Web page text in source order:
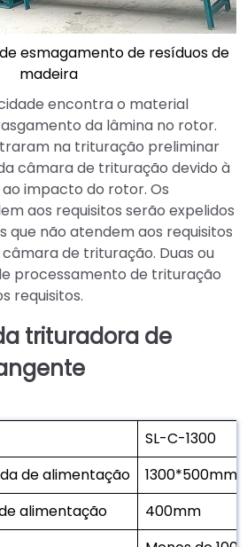
esmagamento de resíduos de
madeira
encontra o material
da lâmina no rotor.
na trituração preliminar
câmara de trituração devido à
impacto do rotor. Os
aos requisitos serão expelidos
que não atendem aos requisitos
de trituração. Duas ou
processamento de trituração
requisitos.
trituradora de
SL-C-1300
de alimentação
1300*500mm
alimentação
400mm